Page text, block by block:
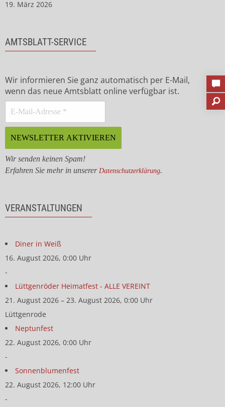
19. März 2026
AMTSBLATT-SERVICE
Wir informieren Sie ganz automatisch per E-Mail,
wenn das neue Amtsblatt online verfügbar ist.
Wir senden keinen Spam!
Erfahren Sie mehr in unserer Datenschutzerklärung.
VERANSTALTUNGEN
Diner in Weiß
16. August 2026, 0:00 Uhr
-
Lüttgenröder Heimatfest - ALLE VEREINT
21. August 2026 – 23. August 2026, 0:00 Uhr
Lüttgenrode
Neptunfest
22. August 2026, 0:00 Uhr
-
Sonnenblumenfest
22. August 2026, 12:00 Uhr
-